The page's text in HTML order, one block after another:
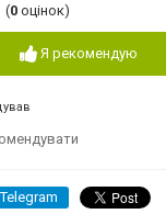
(0 оцінок)
Я рекомендую
Telegram